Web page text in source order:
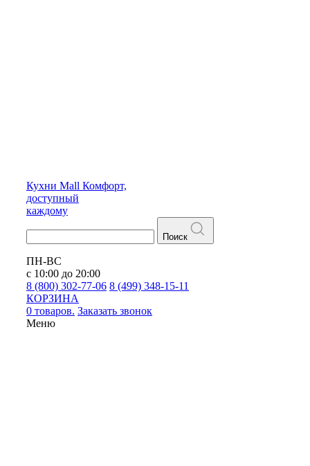
Кухни Mall Комфорт,
доступный
каждому
Поиск
ПН-ВС
с 10:00 до 20:00
8 (800) 302-77-06 8 (499) 348-15-11
КОРЗИНА
0 товаров. Заказать звонок
Меню